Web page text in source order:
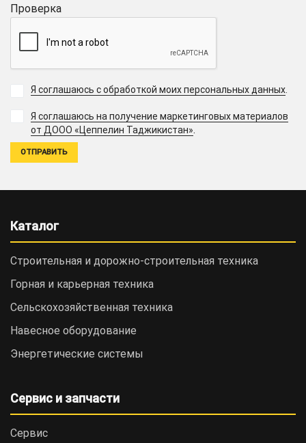
Проверка
Я соглашаюсь с обработкой моих персональных данных
Я соглашаюсь на получение маркетинговых материалов
от ДООО «Цеппелин Таджикистан».
Каталог
Строительная и дорожно-cтроительная техника
Горная и карьерная техника
Сельскохозяйственная техника
Навесное оборудование
Энергетические системы
Сервис и запчасти
Сервис